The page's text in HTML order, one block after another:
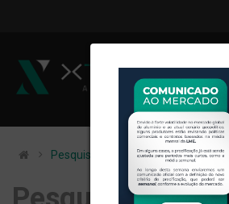
Pesquisando por